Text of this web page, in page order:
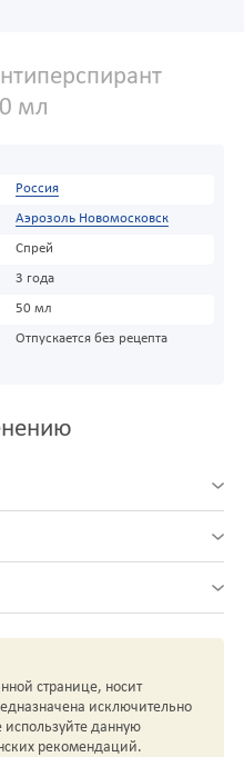
мл
Россия
Аэрозоль Новомосковск
Спрей
3 года
50 мл
Отпускается без рецепта
странице, носит
исключительно
данную
рекомендаций.